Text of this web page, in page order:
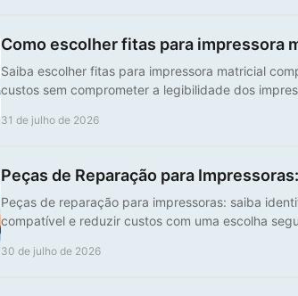
Como escolher fitas para impressora
Saiba escolher fitas para impressora matricial
custos sem comprometer a legibilidade dos
31 de julho de 2026
Peças de Reparação para
Peças de reparação para impressoras: saiba
compatível e reduzir custos com uma escolha
30 de julho de 2026